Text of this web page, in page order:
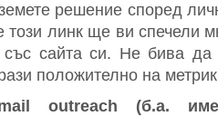
решение според
този линк ще ви спечели
със сайта си. Не бива да
положително на
outreach (б.а.